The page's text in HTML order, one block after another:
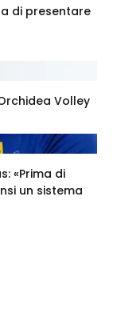
di presentare
Volley
«Prima di
un sistema